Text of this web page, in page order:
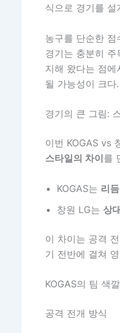
식으로 경기를
농구를 단순한
경기는 충분히
지해 왔다는 점
될 가능성이 크다.
경기의 큰 그림:
이번 KOGAS vs
스타일의 차이를
KOGAS는 리
창원 LG는 상
이 차이는 공격
기 전반에 걸쳐
KOGAS의 팀 색
공격 전개 방식